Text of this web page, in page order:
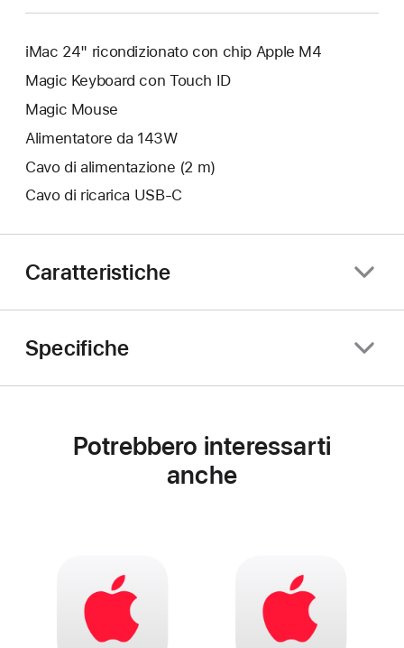
iMac 24" ricondizionato con chip Apple M4
Magic Keyboard con Touch ID
Magic Mouse
Alimentatore da 143W
Cavo di alimentazione (2 m)
Cavo di ricarica USB‑C
Caratteristiche
Specifiche
Potrebbero interessarti
anche